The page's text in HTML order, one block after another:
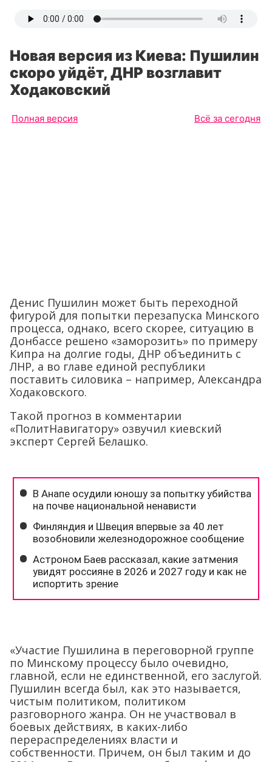
Новая версия из Киева: Пушилин
скоро уйдёт, ДНР возглавит
Ходаковский
Полная версия Всё за сегодня
Денис Пушилин может быть переходной
фигурой для попытки перезапуска Минского
процесса, однако, всего скорее, ситуацию в
Донбассе решено «заморозить» по примеру
Кипра на долгие годы, ДНР объединить с
ЛНР, а во главе единой республики
поставить силовика – например, Александра
Ходаковского.
Такой прогноз в комментарии
«ПолитНавигатору» озвучил киевский
эксперт Сергей Белашко.
«Участие Пушилина в переговорной группе
по Минскому процессу было очевидно,
главной, если не единственной, его заслугой.
Пушилин всегда был, как это называется,
чистым политиком, политиком
разговорного жанра. Он не участвовал в
боевых действиях, в каких-либо
перераспределениях власти и
собственности. Причем, он был таким и до